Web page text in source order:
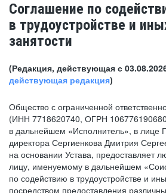
Соглашение по
в трудоустройстве и
занятости
(Редакция, действующая с
действующая редакция)
Общество с ограниченной
(ИНН 7718620740, ОГРН
в дальнейшем «Исполнитель», в лице
директора Сергиенкова Дмитрия
на основании Устава, предоставляет
лицу, именуемому в дальнейшем
по содействию в трудоустройстве и
посредством предоставления